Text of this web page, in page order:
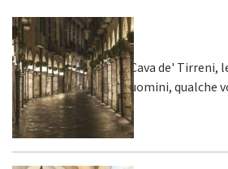
Cava de' Tirreni,
uomini, qualche